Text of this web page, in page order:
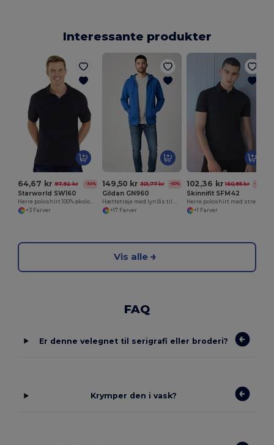
Interessante produkter
64,67 kr 97,92 kr -34%
Starworld SW160
+3 Farver
149,50 kr 301,77 kr -50%
Gildan GN960
+17 Farver
102,36 kr 160,85 kr -36%
Skinnifit SFM42
Herre poloshirt med stretch
+1 Farver
Vis alle
FAQ
Er denne velegnet til serigrafi eller broderi?
Krymper den i vask?